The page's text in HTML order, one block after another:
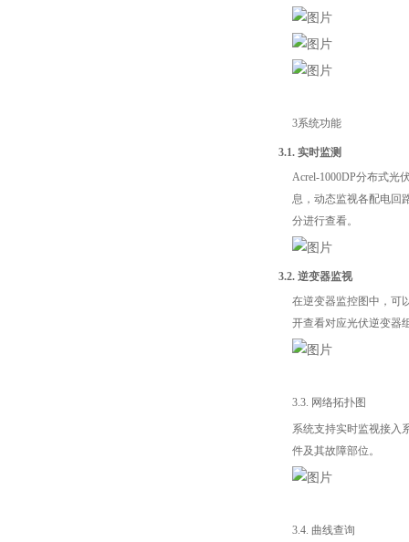
3系统功能
3.1. 实时监测
Acrel-1000DP分布式光
息，动态监视各配电回
分进行查看。
3.2. 逆变器监视
在逆变器监控图中，可
开查看对应光伏逆变器
3.3. 网络拓扑图
系统支持实时监视接入
件及其故障部位。
3.4. 曲线查询